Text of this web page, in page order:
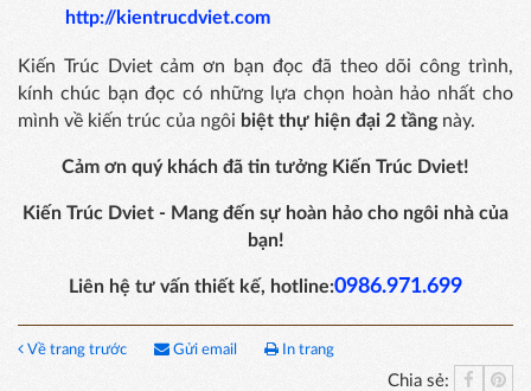
http://kientrucdviet.com
Kiến Trúc Dviet cảm ơn bạn đọc đã theo dõi công trình,
kính chúc bạn đọc có những lựa chọn hoàn hảo nhất cho
mình về kiến trúc của ngôi biệt thự hiện đại 2 tầng này.
Cảm ơn quý khách đã tin tưởng Kiến Trúc Dviet!
Kiến Trúc Dviet - Mang đến sự hoàn hảo cho ngôi nhà của
bạn!
Liên hệ tư vấn thiết kế, hotline:0986.971.699
Về trang trước Gửi email In trang
Chia sẻ: